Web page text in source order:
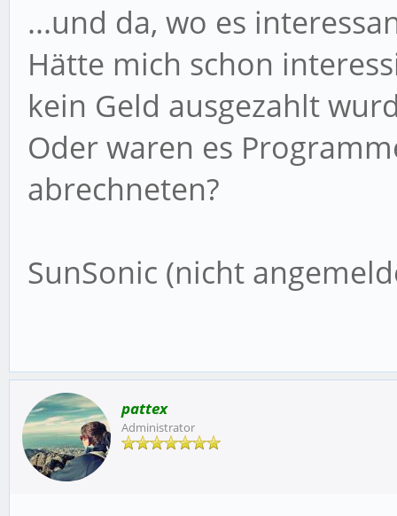
...und da, wo es
Hätte mich schon
kein Geld ausgezahlt
Oder waren es
abrechneten?
SunSonic (nicht
pattex
Administrator